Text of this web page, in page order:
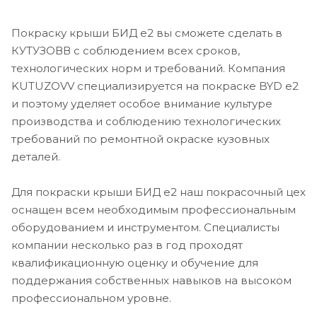
Покраску крыши БИД е2 вы сможете сделать в
КУТУЗОВВ с соблюдением всех сроков,
технологических норм и требований. Компания
KUTUZOVV специализируется на покраске BYD e2
и поэтому уделяет особое внимание культуре
производства и соблюдению технологических
требований по ремонтной окраске кузовных
деталей.
Для покраски крыши БИД е2 наш покрасочный цех
оснащен всем необходимым профессиональным
оборудованием и инструментом. Специалисты
компании несколько раз в год проходят
квалификационную оценку и обучение для
поддержания собственных навыков на высоком
профессиональном уровне.